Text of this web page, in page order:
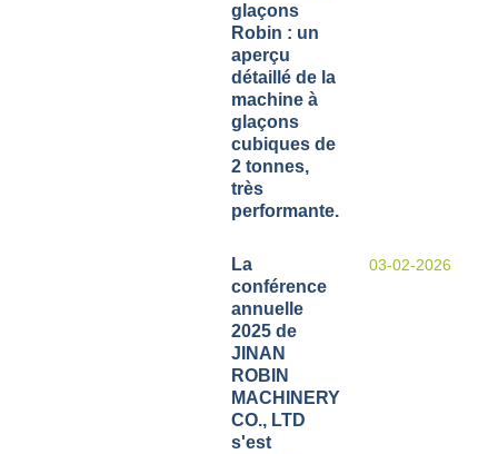
glaçons
Robin : un
aperçu
détaillé de la
machine à
glaçons
cubiques de
2 tonnes,
très
performante.
03-02-2026
La
conférence
annuelle
2025 de
JINAN
ROBIN
MACHINERY
CO., LTD
s'est